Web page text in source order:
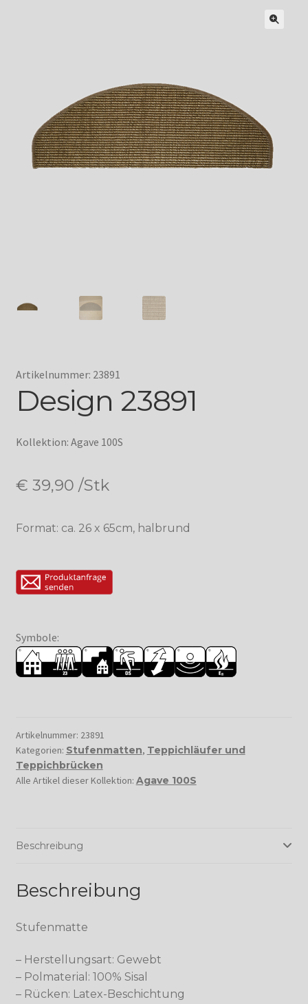
Artikelnummer: 23891
Design 23891
Kollektion: Agave 100S
€ 39,90 /Stk
Format: ca. 26 x 65cm, halbrund
Symbole:
Artikelnummer: 23891
Kategorien: Stufenmatten, Teppichläufer und
Teppichbrücken
Alle Artikel dieser Kollektion: Agave 100S
Beschreibung
Beschreibung
Stufenmatte
– Herstellungsart: Gewebt
– Polmaterial: 100% Sisal
– Rücken: Latex-Beschichtung